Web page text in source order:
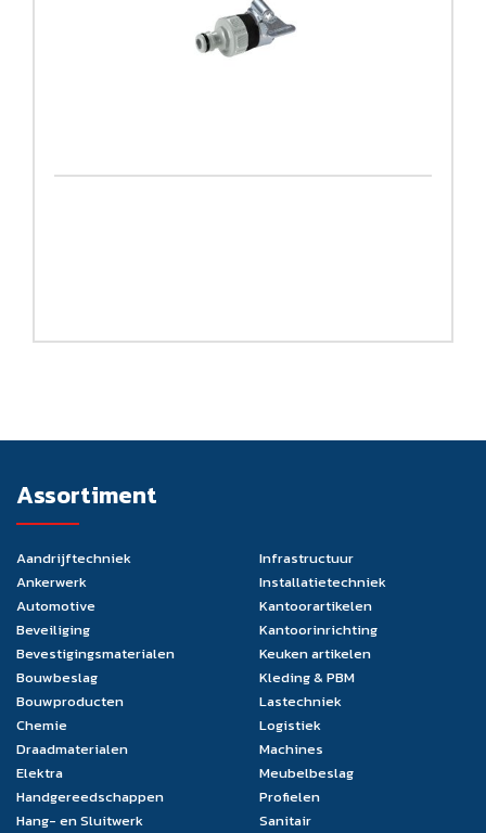
Assortiment
Aandrijftechniek
Ankerwerk
Automotive
Beveiliging
Bevestigingsmaterialen
Bouwbeslag
Bouwproducten
Chemie
Draadmaterialen
Elektra
Handgereedschappen
Hang- en Sluitwerk
Infrastructuur
Installatietechniek
Kantoorartikelen
Kantoorinrichting
Keuken artikelen
Kleding & PBM
Lastechniek
Logistiek
Machines
Meubelbeslag
Profielen
Sanitair